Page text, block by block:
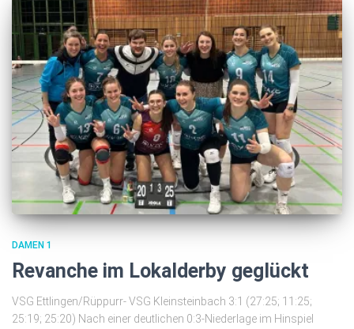
DAMEN 1
Revanche im Lokalderby geglückt
VSG Ettlingen/Rüppurr- VSG Kleinsteinbach 3:1 (27:25; 11:25;
25:19; 25:20) Nach einer deutlichen 0:3-Niederlage im Hinspiel